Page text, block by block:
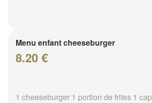
Menu enfant cheeseburger
8.20 €
1 cheeseburger 1 portion de frites 1